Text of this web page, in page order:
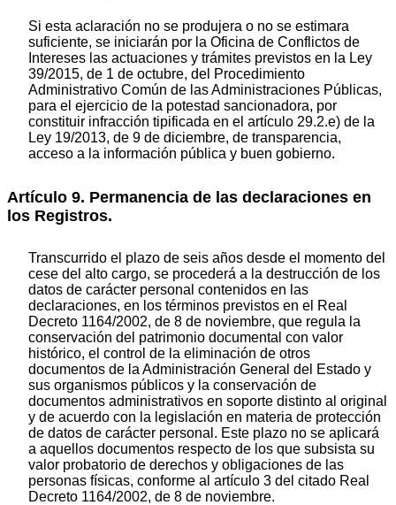
Si esta aclaración no se produjera o no se estimara
suficiente, se iniciarán por la Oficina de Conflictos de
Intereses las actuaciones y trámites previstos en la Ley
39/2015, de 1 de octubre, del Procedimiento
Administrativo Común de las Administraciones Públicas,
para el ejercicio de la potestad sancionadora, por
constituir infracción tipificada en el artículo 29.2.e) de la
Ley 19/2013, de 9 de diciembre, de transparencia,
acceso a la información pública y buen gobierno.
Artículo 9. Permanencia de las declaraciones en
los Registros.
Transcurrido el plazo de seis años desde el momento del
cese del alto cargo, se procederá a la destrucción de los
datos de carácter personal contenidos en las
declaraciones, en los términos previstos en el Real
Decreto 1164/2002, de 8 de noviembre, que regula la
conservación del patrimonio documental con valor
histórico, el control de la eliminación de otros
documentos de la Administración General del Estado y
sus organismos públicos y la conservación de
documentos administrativos en soporte distinto al original
y de acuerdo con la legislación en materia de protección
de datos de carácter personal. Este plazo no se aplicará
a aquellos documentos respecto de los que subsista su
valor probatorio de derechos y obligaciones de las
personas físicas, conforme al artículo 3 del citado Real
Decreto 1164/2002, de 8 de noviembre.